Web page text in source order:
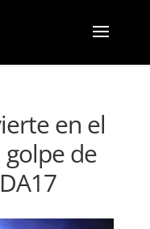
en el
de